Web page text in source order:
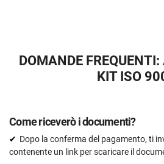
DOMANDE
KIT ISO
Come riceverò i documenti?
Dopo la conferma del pagamento, ti
contenente un link per scaricare il